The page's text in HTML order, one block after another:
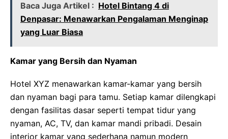
Baca Juga Artikel : Hotel Bintang 4 di
Denpasar: Menawarkan Pengalaman Menginap
yang Luar Biasa
Kamar yang Bersih dan Nyaman
Hotel XYZ menawarkan kamar-kamar yang bersih
dan nyaman bagi para tamu. Setiap kamar dilengkapi
dengan fasilitas dasar seperti tempat tidur yang
nyaman, AC, TV, dan kamar mandi pribadi. Desain
interior kamar yang sederhana namun modern